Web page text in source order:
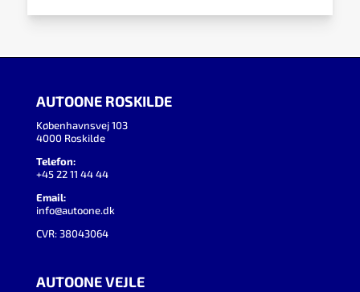
AUTOONE ROSKILDE
Københavnsvej 103
4000 Roskilde
Telefon:
+45 22 11 44 44
Email:
info@autoone.dk
CVR: 38043064
AUTOONE VEJLE